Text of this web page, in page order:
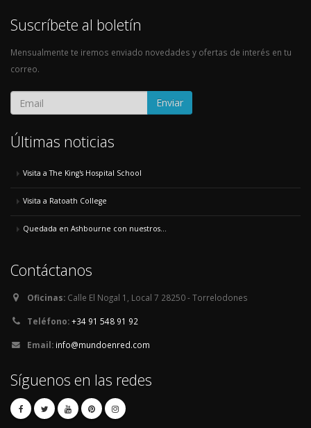
Suscríbete al boletín
Mensualmente te iremos enviado novedades y ofertas de interés en tu
correo.
Enviar
Últimas noticias
Visita a The King's Hospital School
Visita a Ratoath College
Quedada en Ashbourne con nuestros...
Contáctanos
Oficinas: Calle El Nogal 1, Local 7 28250 - Torrelodones
Teléfono:+34 91 548 91 92
Email: info@mundoenred.com
Síguenos en las redes